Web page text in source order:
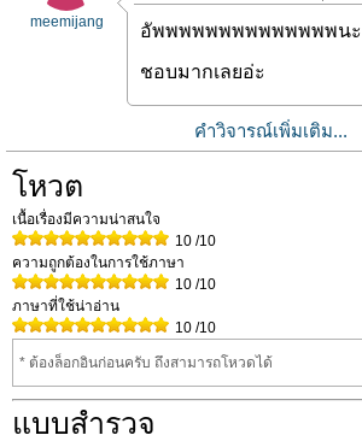
meemijang
อัพพพพพพพพพพพพพพนะ
ชอบมากเลยอ่ะ
คำวิจารณ์เพิ่มเติม...
โหวต
เนื้อเรื่องมีความน่าสนใจ
10 /10
ความถูกต้องในการใช้ภาษา
10 /10
ภาษาที่ใช้น่าอ่าน
10 /10
* ต้องล็อกอินก่อนครับ ถึงสามารถโหวดได้
แบบสำรวจ